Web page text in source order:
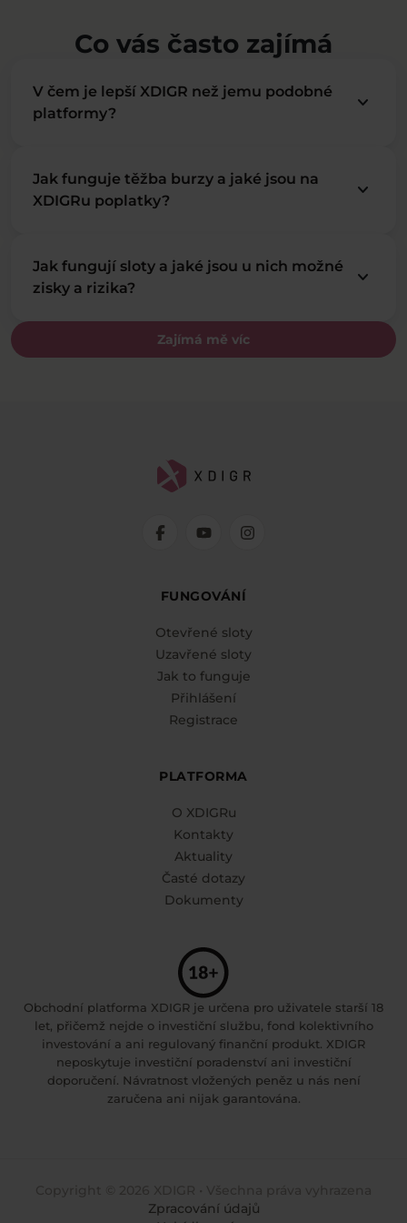
Co vás často zajímá
Zajímá mě víc
V čem je lepší XDIGR než jemu podobné
platformy?
keyboard_arrow_down
Jak funguje těžba burzy a jaké jsou na
XDIGRu poplatky?
keyboard_arrow_down
Jak fungují sloty a jaké jsou u nich možné
zisky a rizika?
keyboard_arrow_down
FUNGOVÁNÍ
Otevřené sloty
Uzavřené sloty
Jak to funguje
Přihlášení
Registrace
PLATFORMA
O XDIGRu
Kontakty
Aktuality
Časté dotazy
Dokumenty
Obchodní platforma XDIGR je určena pro uživatele starší 18
let, přičemž nejde o investiční službu, fond kolektivního
investování a ani regulovaný finanční produkt. XDIGR
neposkytuje investiční poradenství ani investiční
doporučení. Návratnost vložených peněz u nás není
zaručena ani nijak garantována.
Zpracování údajů